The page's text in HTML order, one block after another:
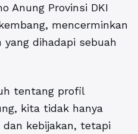
Anung Provinsi DKI
mencerminkan
dihadapi sebuah
tentang profil
kita tidak hanya
dan kebijakan, tetapi